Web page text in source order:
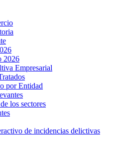
2026
Empresarial
por Entidad
los sectores
de incidencias delictivas